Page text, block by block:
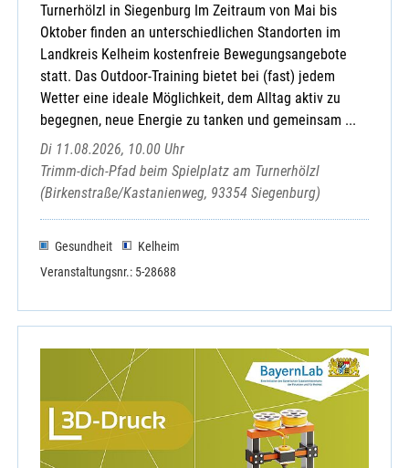
Turnerhölzl in Siegenburg Im Zeitraum von Mai bis
Oktober finden an unterschiedlichen Standorten im
Landkreis Kelheim kostenfreie Bewegungsangebote
statt. Das Outdoor-Training bietet bei (fast) jedem
Wetter eine ideale Möglichkeit, dem Alltag aktiv zu
begegnen, neue Energie zu tanken und gemeinsam ...
Di 11.08.2026, 10.00 Uhr
Trimm-dich-Pfad beim Spielplatz am Turnerhölzl
(Birkenstraße/Kastanienweg, 93354 Siegenburg)
Gesundheit
Kelheim
Veranstaltungsnr.: 5-28688